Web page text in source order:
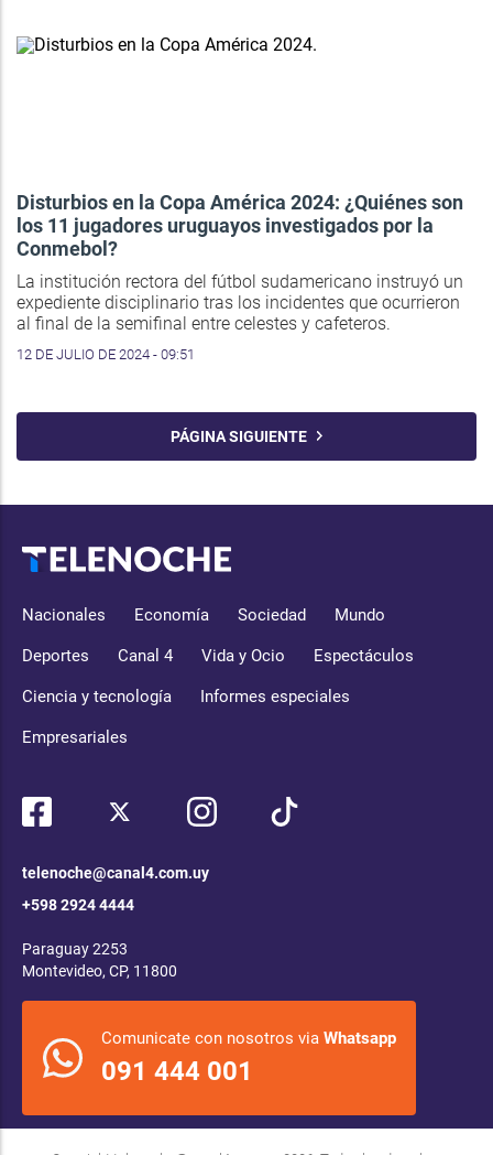
Disturbios en la Copa América 2024: ¿Quiénes son
los 11 jugadores uruguayos investigados por la
Conmebol?
La institución rectora del fútbol sudamericano instruyó un
expediente disciplinario tras los incidentes que ocurrieron
al final de la semifinal entre celestes y cafeteros.
12 DE JULIO DE 2024 - 09:51
PÁGINA SIGUIENTE
Nacionales Economía Sociedad Mundo
Deportes Canal 4 Vida y Ocio Espectáculos
Ciencia y tecnología Informes especiales
Empresariales
telenoche@canal4.com.uy
+598 2924 4444
Paraguay 2253
Montevideo, CP, 11800
Comunicate con nosotros via Whatsapp
091 444 001